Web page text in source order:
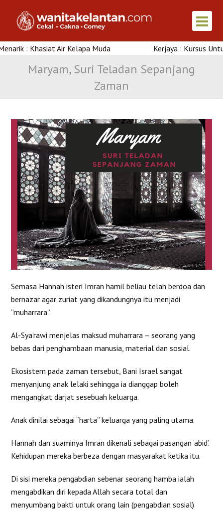
Khasiat Air Kelapa Muda Kerjaya : Kursus Untuk
Maryam, Suri Teladan Sepanjang
Zaman
Semasa Hannah isteri Imran hamil beliau telah berdoa dan
bernazar agar zuriat yang dikandungnya itu menjadi
“muharrara”.
Al-Sya’rawi menjelas maksud muharrara – seorang yang
bebas dari penghambaan manusia, material dan sosial.
Ekosistem pada zaman tersebut, Bani Israel sangat
menyanjung anak lelaki sehingga ia dianggap boleh
mengangkat darjat sesebuah keluarga.
Anak dinilai sebagai “harta” keluarga yang paling utama.
Hannah dan suaminya Imran dikenali sebagai pasangan ‘abid’.
Kehidupan mereka berbeza dengan masyarakat ketika itu.
Di sisi mereka pengabdian sebenar seorang hamba ialah
mengabdikan diri kepada Allah secara total dan
menyumbang bakti untuk orang lain (pengabdian sosial)